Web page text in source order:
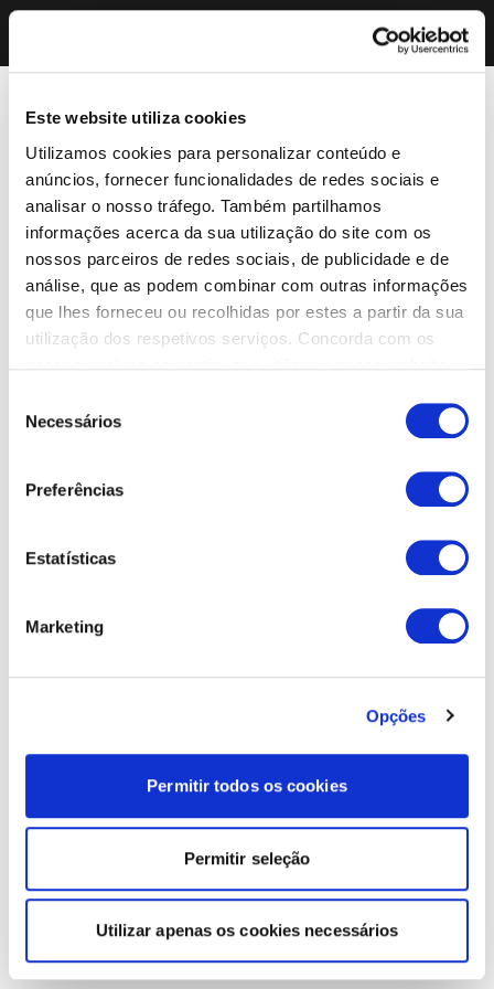
Este website utiliza cookies
Utilizamos cookies para personalizar conteúdo e
anúncios, fornecer funcionalidades de redes sociais e
analisar o nosso tráfego. Também partilhamos
informações acerca da sua utilização do site com os
nossos parceiros de redes sociais, de publicidade e de
análise, que as podem combinar com outras informações
que lhes forneceu ou recolhidas por estes a partir da sua
utilização dos respetivos serviços. Concorda com os
Necessários
Preferências
Estatísticas
Marketing
Opções
Permitir todos os cookies
Permitir seleção
Utilizar apenas os cookies necessários